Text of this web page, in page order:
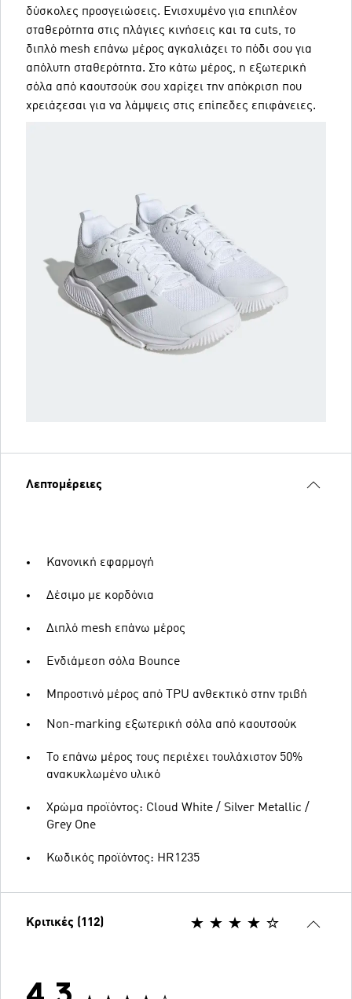
δύσκολες προσγειώσεις. Ενισχυμένο για επιπλέον
σταθερότητα στις πλάγιες κινήσεις και τα cuts, το
διπλό mesh επάνω μέρος αγκαλιάζει το πόδι σου για
απόλυτη σταθερότητα. Στο κάτω μέρος, η εξωτερική
σόλα από καουτσούκ σου χαρίζει την απόκριση που
χρειάζεσαι για να λάμψεις στις επίπεδες επιφάνειες.
Λεπτομέρειες
Κανονική εφαρμογή
Δέσιμο με κορδόνια
Διπλό mesh επάνω μέρος
Ενδιάμεση σόλα Bounce
Μπροστινό μέρος από TPU ανθεκτικό στην τριβή
Non-marking εξωτερική σόλα από καουτσούκ
Το επάνω μέρος τους περιέχει τουλάχιστον 50%
ανακυκλωμένο υλικό
Χρώμα προϊόντος: Cloud White / Silver Metallic /
Grey One
Κωδικός προϊόντος: HR1235
Κριτικές (112)